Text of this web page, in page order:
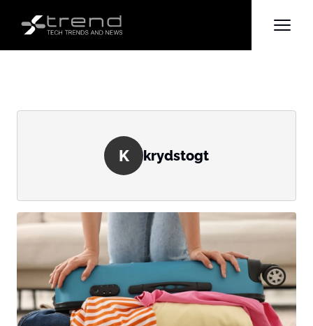
K krydstogt